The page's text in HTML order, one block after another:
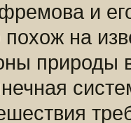
и
на
природы